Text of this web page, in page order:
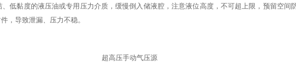
黏度的液压油或专用压力介质，缓慢倒入储液腔，注意液位高度，不可超上限，预留空间
，导致泄漏、压力不稳。